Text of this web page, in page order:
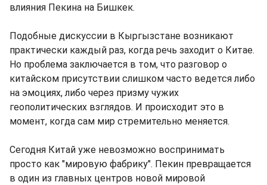
влияния Пекина на Бишкек.
Подобные дискуссии в Кыргызстане возникают
практически каждый раз, когда речь заходит о Китае.
Но проблема заключается в том, что разговор о
китайском присутствии слишком часто ведется либо
на эмоциях, либо через призму чужих
геополитических взглядов. И происходит это в
момент, когда сам мир стремительно меняется.
Сегодня Китай уже невозможно воспринимать
просто как "мировую фабрику". Пекин превращается
в один из главных центров новой мировой